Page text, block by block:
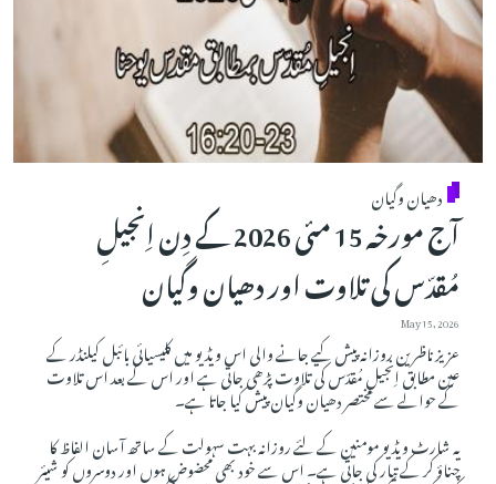
دھیان وگیان
آج مورخہ 15 مئی 2026 کے دِن اِنجیلِ
مُقدّس کی تلاوت اور دھیان وگیان
May 15, 2026
عزیز ناظرین روزانہ پیش کیے جانے والی اس ویڈیو میں کلیسیائی بائبل کیلنڈر کے
عین مطابق اِنجیلِ مُقدّس کی تلاوت پڑھی جاتی ہے اور اس کے بعد اس تلاوت
کے حوالے سے مختصر دھیان وگیان پیش کیا جاتا ہے۔
یہ شارٹ ویڈیو مومنین کے لئے روزانہ بہت سہولت کے ساتھ آسان الفاظ کا
چناؤ کر کے تیار کی جاتی ہے۔ اس سے خود بھی محضوض ہوں اور دوسروں کو شیئر